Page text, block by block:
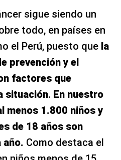
sigue siendo un
todo, en países en
el Perú, puesto que la
prevención y el
factores que
situación. En nuestro
menos 1.800 niños y
de 18 años son
año. Como destaca el